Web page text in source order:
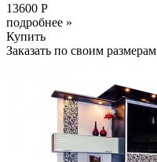
13600 Р
подробнее »
Купить
Заказать по своим размерам